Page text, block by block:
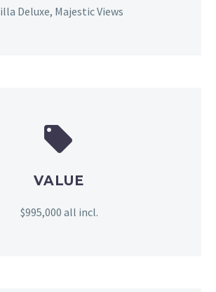
Deluxe, Majestic Views


VALUE
$995,000 all incl.